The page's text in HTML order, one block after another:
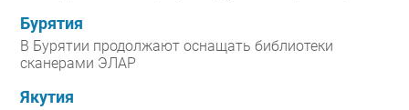
Бурятия
В Бурятии продолжают оснащать библиотеки
сканерами ЭЛАР
Якутия